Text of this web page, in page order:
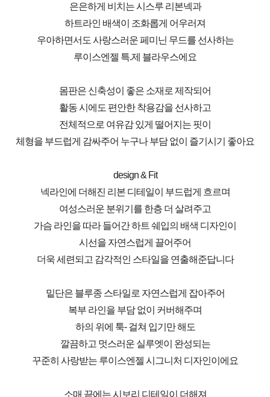
은은하게 비치는 시스루 리본넥과
하트라인 배색이 조화롭게 어우러져
우아하면서도 사랑스러운 페미닌 무드를 선사하는
루이스엔젤 특.제 블라우스에요
몸판은 신축성이 좋은 소재로 제작되어
활동 시에도 편안한 착용감을 선사하고
전체적으로 여유감 있게 떨어지는 핏이
체형을 부드럽게 감싸주어 누구나 부담 없이 즐기시기 좋아요
design & Fit
넥라인에 더해진 리본 디테일이 부드럽게 흐르며
여성스러운 분위기를 한층 더 살려주고
가슴 라인을 따라 들어간 하트 쉐입의 배색 디자인이
시선을 자연스럽게 끌어주어
더욱 세련되고 감각적인 스타일을 연출해준답니다
밑단은 블루종 스타일로 자연스럽게 잡아주어
복부 라인을 부담 없이 커버해주며
하의 위에 툭- 걸쳐 입기만 해도
깔끔하고 멋스러운 실루엣이 완성되는
꾸준히 사랑받는 루이스엔젤 시그니처 디자인이에요
소매 끝에는 시보리 디테일이 더해져